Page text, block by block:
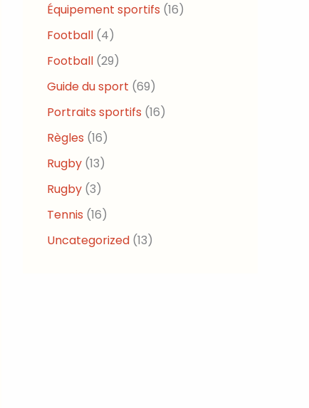
Équipement sportifs (16)
Football (4)
Football (29)
Guide du sport (69)
Portraits sportifs (16)
Règles (16)
Rugby (13)
Rugby (3)
Tennis (16)
Uncategorized (13)